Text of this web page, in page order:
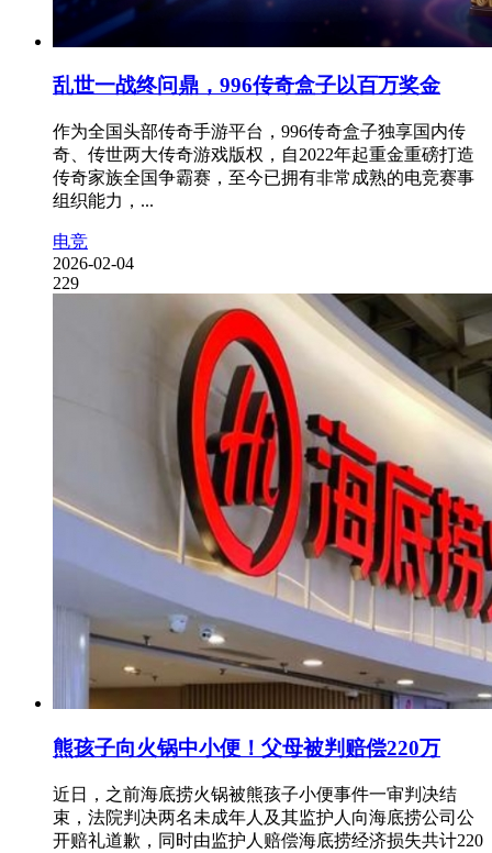
乱世一战终问鼎，996传奇盒子以百万奖金
作为全国头部传奇手游平台，996传奇盒子独享国内传
奇、传世两大传奇游戏版权，自2022年起重金重磅打造
传奇家族全国争霸赛，至今已拥有非常成熟的电竞赛事
组织能力，...
电竞
2026-02-04
229
熊孩子向火锅中小便！父母被判赔偿220万
近日，之前海底捞火锅被熊孩子小便事件一审判决结
束，法院判决两名未成年人及其监护人向海底捞公司公
开赔礼道歉，同时由监护人赔偿海底捞经济损失共计220